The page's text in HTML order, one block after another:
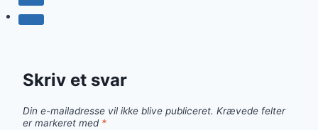
Skriv et svar
Din e-mailadresse vil ikke blive publiceret. Krævede felter
er markeret med *